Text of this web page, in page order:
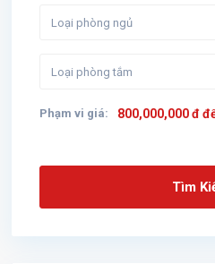
Phạm vi giá: 800,000,000 đ
Tìm